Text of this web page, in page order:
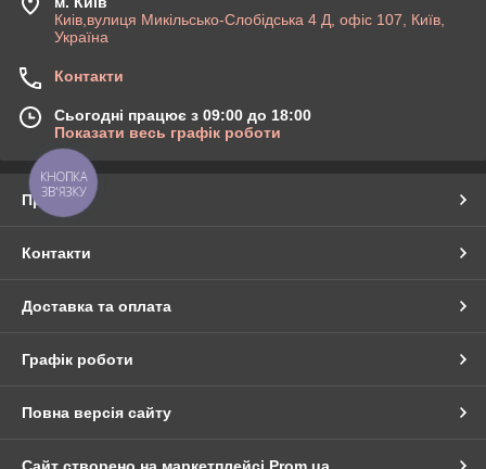
Киів,вулиця Микільсько-Слобідська 4 Д, офіс 107, Київ,
Україна
Контакти
Сьогодні працює з 09:00 до 18:00
Показати весь графік роботи
Про нас
Контакти
Доставка та оплата
Графік роботи
Повна версія сайту
КНОПКА
ЗВ'ЯЗКУ